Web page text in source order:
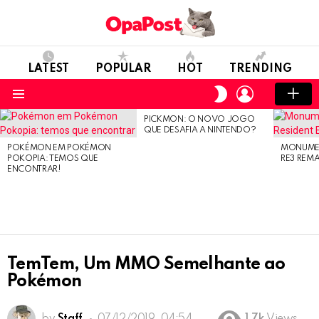
LATEST POPULAR HOT TRENDING
SWITCH
SKIN
LOGIN
LATEST
STORIES
POKÉMON EM POKÉMON
POKOPIA: TEMOS QUE
ENCONTRAR!
PICKMON: O NOVO JOGO
QUE DESAFIA A NINTENDO?
RE3
TemTem, Um MMO Semelhante ao
Pokémon